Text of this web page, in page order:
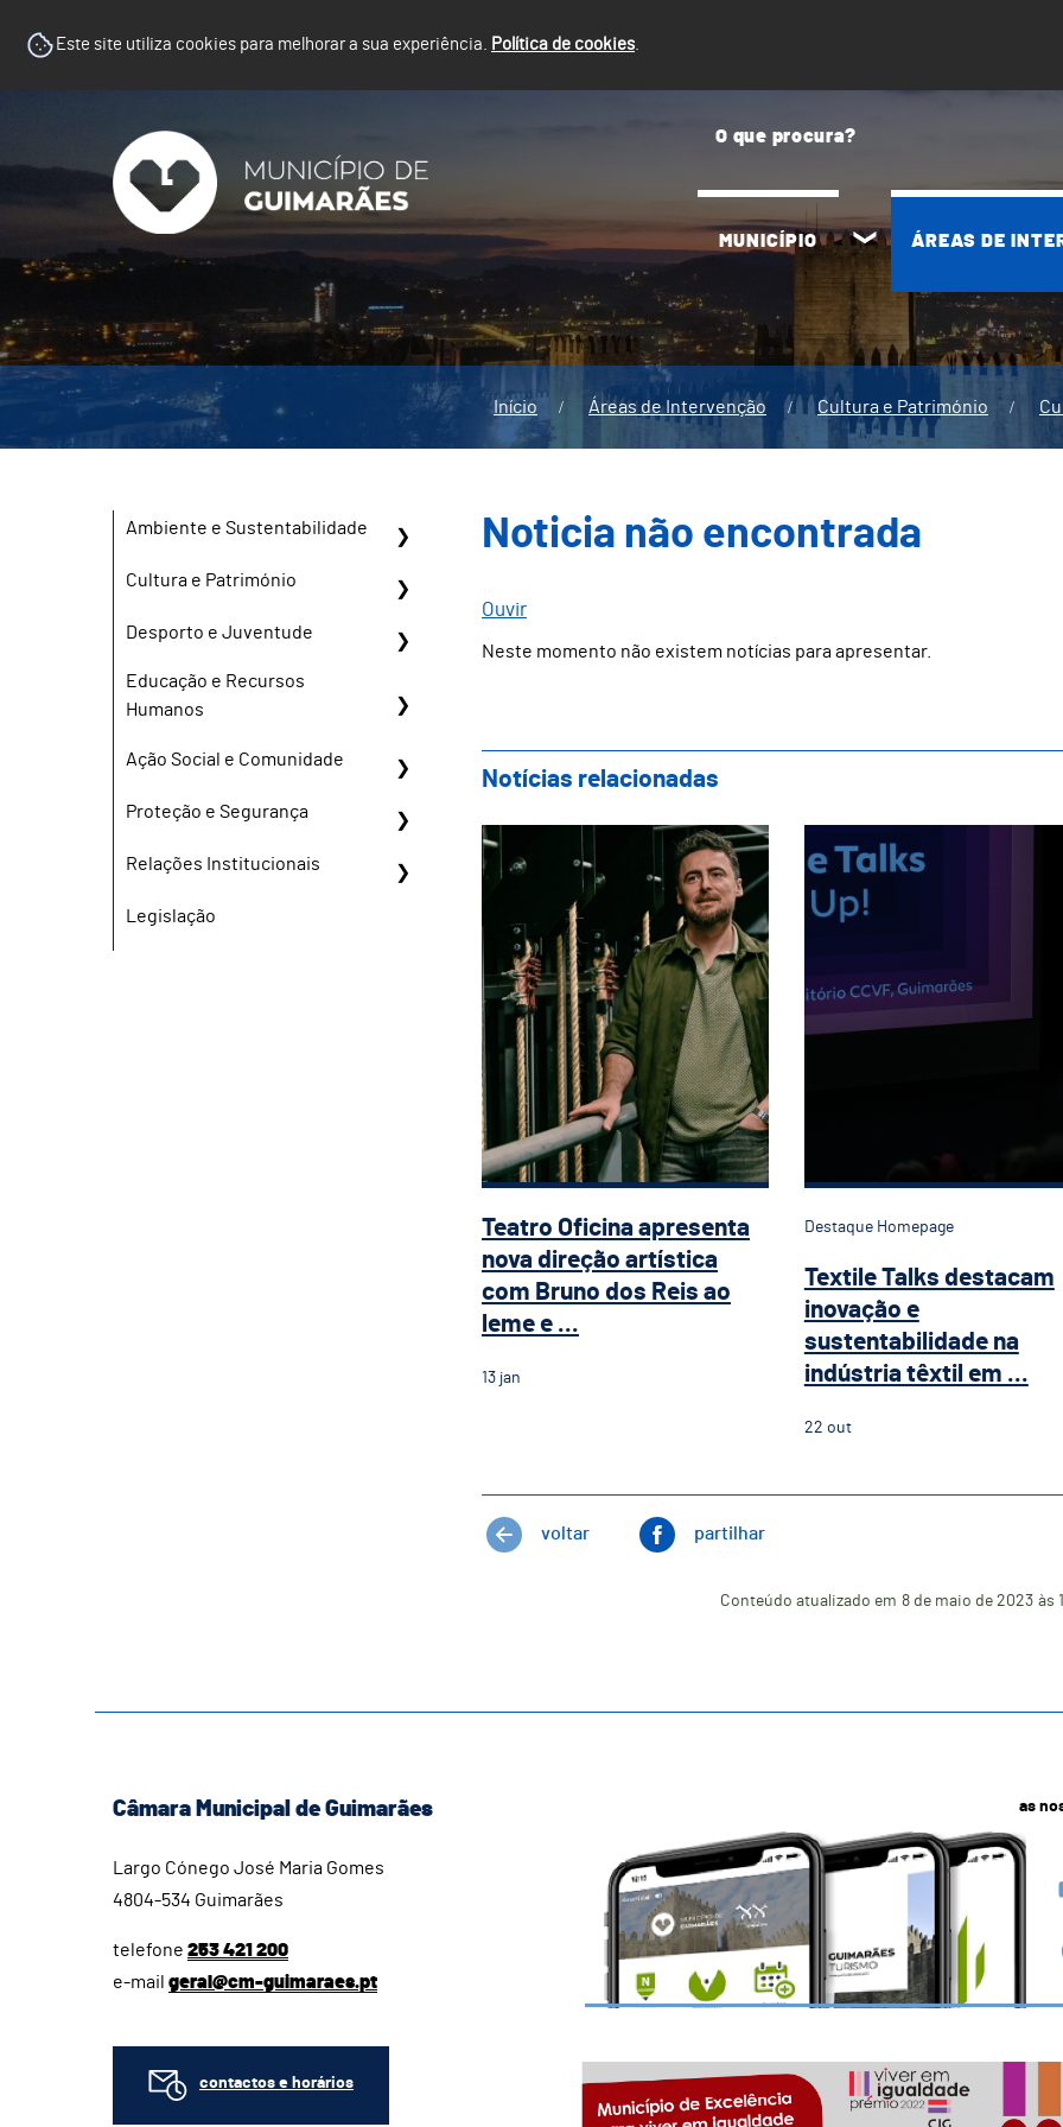
Este site utiliza cookies para melhorar a sua experiência. Política de cookies.
MUNICÍPIO ÁREAS DE
Início Áreas de Intervenção Cultura e Património
Ambiente e Sustentabilidade
Cultura e Património
Desporto e Juventude
Educação e Recursos
Humanos
Ação Social e Comunidade
Proteção e Segurança
Relações Institucionais
Legislação
Noticia não encontrada
Ouvir
Neste momento não existem notícias para apresentar.
Notícias relacionadas
Teatro Oficina apresenta nova direção
Teatro Oficina apresenta
nova direção artística
com Bruno dos Reis ao
leme e ...
13 jan
Textile Talks
Destaque Homepage
Textile Talks destacam
inovação e
sustentabilidade na
indústria têxtil em ...
22 out
voltar partilhar
Conteúdo atualizado em 8 de maio de 2023 às
Câmara Municipal de Guimarães
Largo Cónego José Maria Gomes
4804-534 Guimarães
telefone 253 421 200
e-mail geral@cm-guimaraes.pt
contactos e horários
as